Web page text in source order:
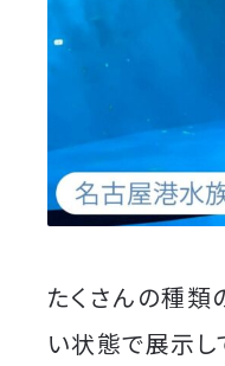
たくさんの種
い状態で展示